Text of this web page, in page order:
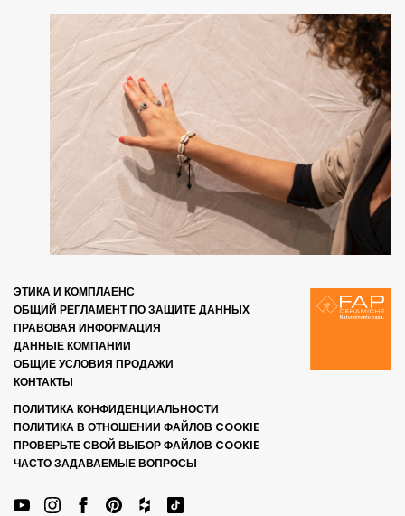
ЭТИКА И КОМПЛАЕНС
ОБЩИЙ РЕГЛАМЕНТ ПО ЗАЩИТЕ ДАННЫХ
ПРАВОВАЯ ИНФОРМАЦИЯ
ДАННЫЕ КОМПАНИИ
ОБЩИЕ УСЛОВИЯ ПРОДАЖИ
КОНТАКТЫ
ПОЛИТИКА КОНФИДЕНЦИАЛЬНОСТИ
ПОЛИТИКА В ОТНОШЕНИИ ФАЙЛОВ COOKIE
ПРОВЕРЬТЕ СВОЙ ВЫБОР ФАЙЛОВ COOKIE
ЧАСТО ЗАДАВАЕМЫЕ ВОПРОСЫ